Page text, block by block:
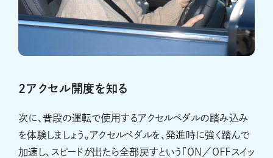
2アクセル開度を知る
次に、普段の運転で使用するアクセルペダルの踏み込み
を体験しましょう。アクセルペダルを、発進時に強く踏んで
加速し、スピードが出たら全部戻すという「ＯＮ／ＯＦＦスイッ